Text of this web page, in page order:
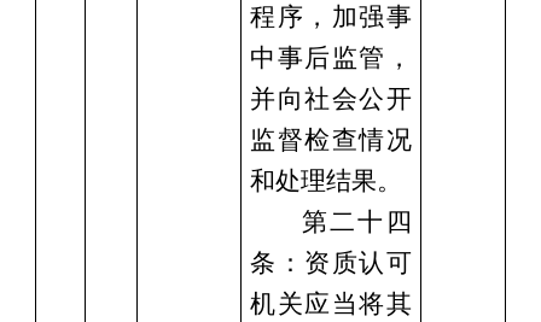
程序，加强事
中事后监管，
并向社会公开
监督检查情况
和处理结果。
第二十四
条：资质认可
机关应当将其